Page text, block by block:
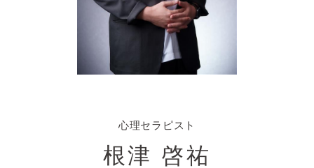
心理セラピスト
根津 啓祐